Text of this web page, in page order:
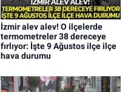
İzmir alev alev! O ilçelerde
termometreler 38 dereceye
fırlıyor: İşte 9 Ağustos ilçe ilçe
hava durumu